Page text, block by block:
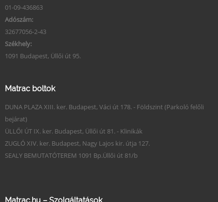
01-09-436863
Adószám:
32677056-2-43
Székhely:
1091 Budapest, Üllői út 95.
Matrac boltok
DUNA PLAZA XIII. ker. Budapest, Váci út 178. - Földszint (Parkoló felőli
bejárat)
ÜLLŐI ÚT IX. ker. Budapest, Üllői út 81. - Klinikák
ZUGLÓ XIV. ker. Budapest, Nagy Lajos kir. útja 127.
SEALY BEMUTATÓTEREM 1091 Bp.Üllői út 81/b